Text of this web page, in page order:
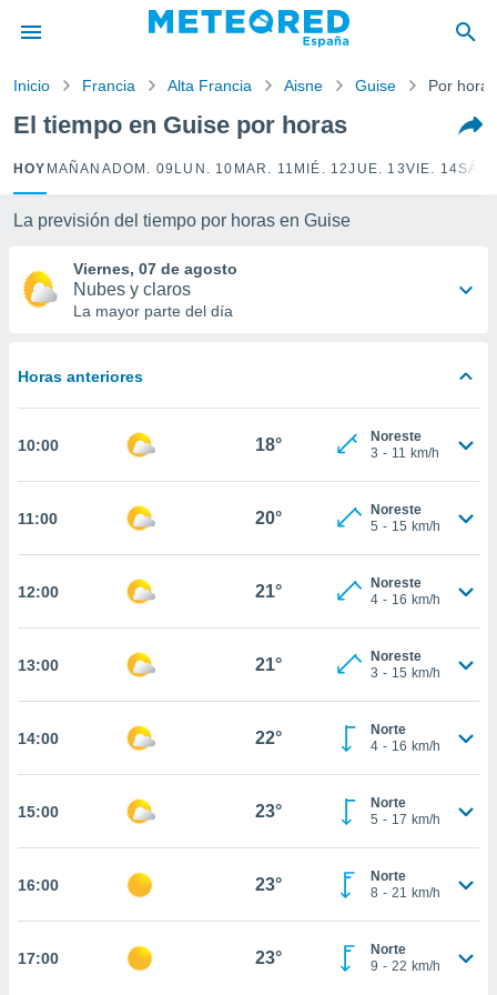
por
para
que se
calidad.
a este
y
digital
permite
seguir
coste.
a la
todas
nuestros
nos
análisis
perfil
y
en
CONFIGURACIÓN
Inicio Francia Alta Francia Aisne Guise Por horas
El tiempo en Guise por horas
HOY MAÑANA DOM. 09 LUN. 10 MAR. 11 MIÉ. 12JUE. 13VIE. 14
La previsión del tiempo por horas en Guise
Viernes, 07 de agosto
Nubes y claros
La mayor parte del día
Horas anteriores
10:00 18°
Noreste
3 - 11 km/h
11:00 20°
Noreste
5 - 15 km/h
12:00 21°
Noreste
4 - 16 km/h
13:00 21°
Noreste
3 - 15 km/h
14:00 22°
Norte
4 - 16 km/h
15:00 23°
Norte
5 - 17 km/h
16:00 23°
Norte
8 - 21 km/h
17:00 23°
Norte
9 - 22 km/h